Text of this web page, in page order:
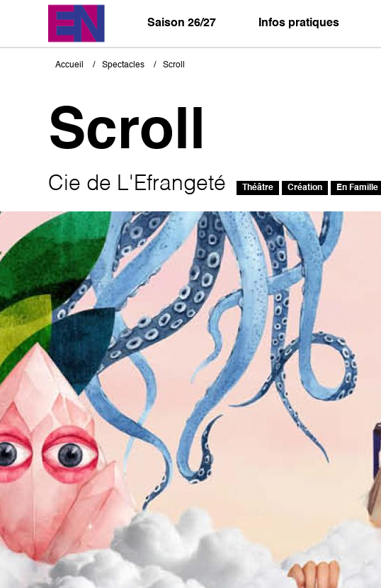
Saison 26/27 Infos pratiques
Fil
Accueil Spectacles Scroll
Scroll
Cie de L'Efrangeté Théâtre Création En Famille
Image